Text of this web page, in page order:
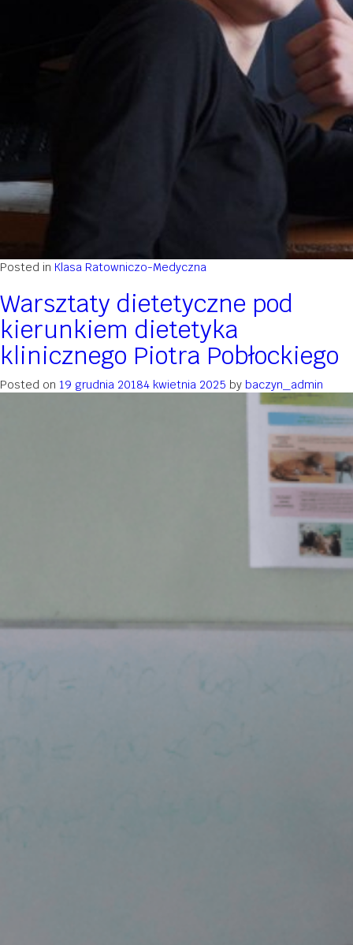
Posted in Klasa Ratowniczo-Medyczna
Warsztaty dietetyczne pod
kierunkiem dietetyka
klinicznego Piotra Pobłockiego
Posted on 19 grudnia 20184 kwietnia 2025 by baczyn_admin